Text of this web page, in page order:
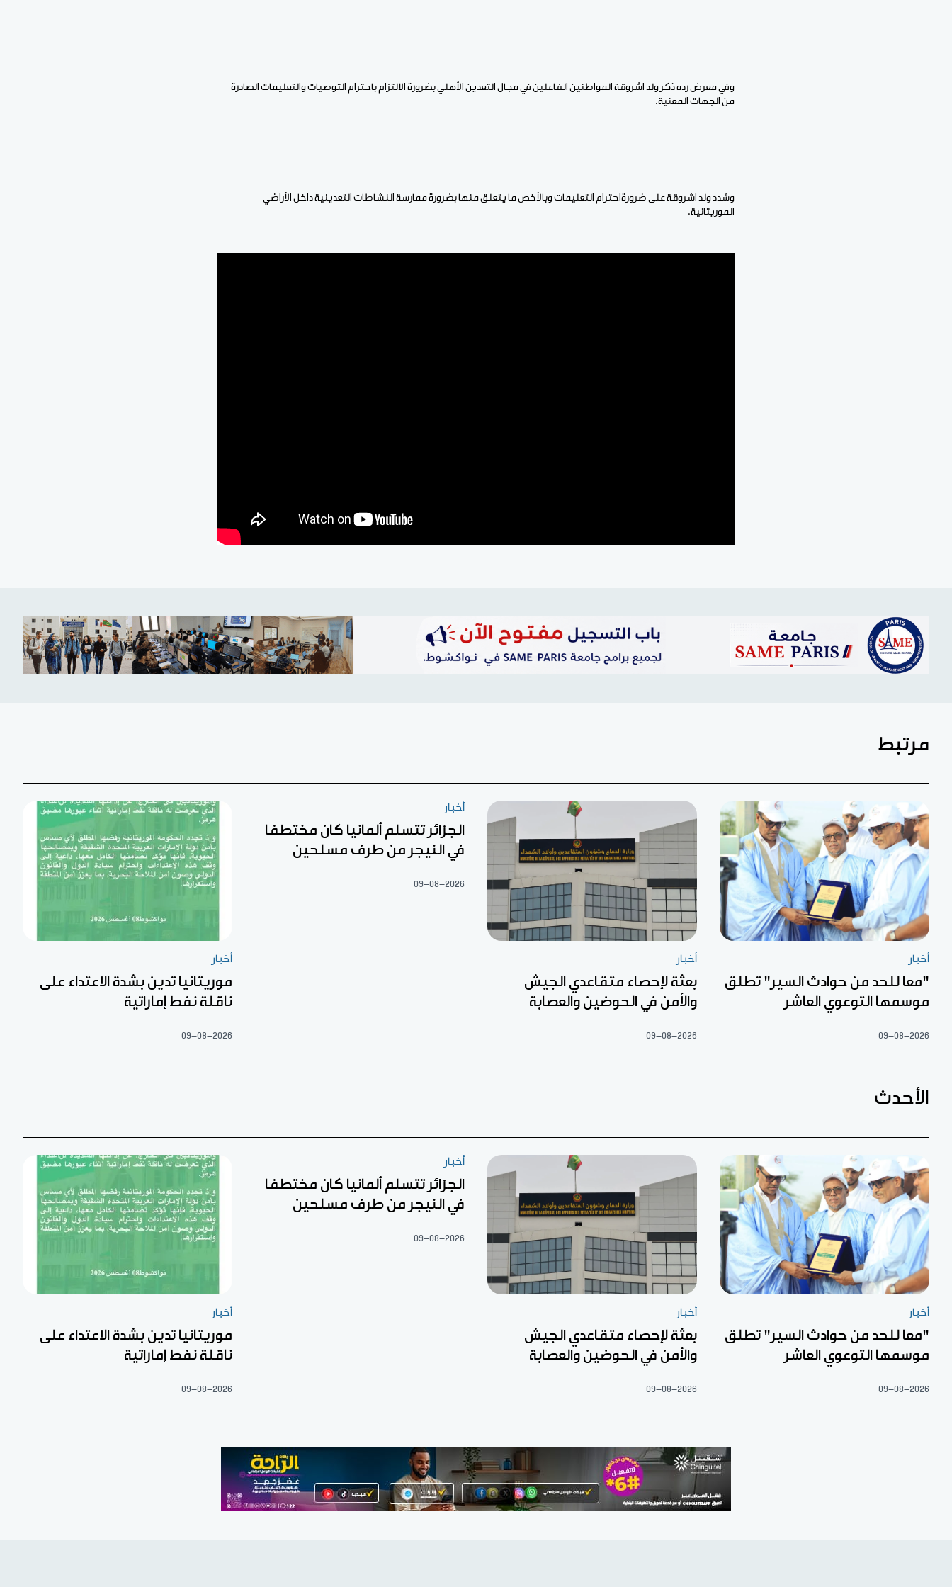
وفي معرض رده ذكر ولد اشروقة المواطنين الفاعلين في مجال التعدين الأهلي بضرورة الالتزام باحترام التوصيات والتعليمات الصادرة
من الجهات المعنية.
وشدد ولد اشروقة على ضرورةاحترام التعليمات وبالأخص ما يتعلق منها بضرورة ممارسة النشاطات التعدينية داخل الأراضي
الموريتانية.
مرتبط
أخبار
"معا للحد من حوادث السير" تطلق
موسمها التوعوي العاشر
09-08-2026
أخبار
بعثة لإحصاء متقاعدي الجيش
والأمن في الحوضين والعصابة
09-08-2026
أخبار
الجزائر تتسلم ألمانيا كان مختطفا
في النيجر من طرف مسلحين
09-08-2026
أخبار
موريتانيا تدين بشدة الاعتداء على
ناقلة نفط إماراتية
09-08-2026
الأحدث
أخبار
"معا للحد من حوادث السير" تطلق
موسمها التوعوي العاشر
09-08-2026
أخبار
بعثة لإحصاء متقاعدي الجيش
والأمن في الحوضين والعصابة
09-08-2026
أخبار
الجزائر تتسلم ألمانيا كان مختطفا
في النيجر من طرف مسلحين
09-08-2026
أخبار
موريتانيا تدين بشدة الاعتداء على
ناقلة نفط إماراتية
09-08-2026